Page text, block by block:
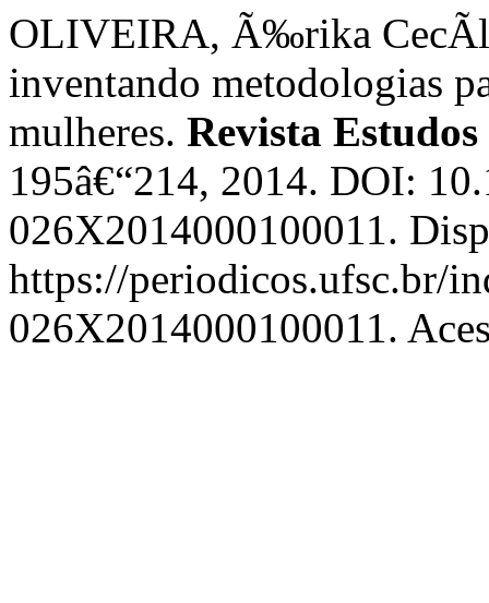
OLIVEIRA, Ã‰rika
inventando metodologias
mulheres. Revista
195â€“214, 2014. DOI:
026X2014000100011.
https://periodicos.ufsc.br/
026X2014000100011.